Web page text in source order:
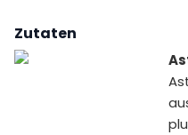
Zutaten